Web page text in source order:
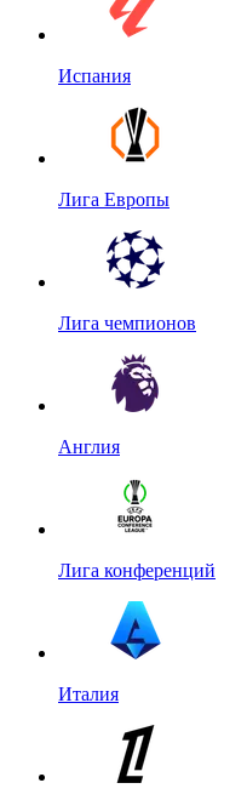
Испания
Лига Европы
Лига чемпионов
Англия
Лига конференций
Италия